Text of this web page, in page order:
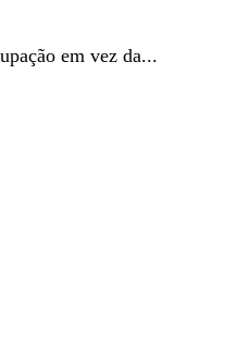
em vez da...